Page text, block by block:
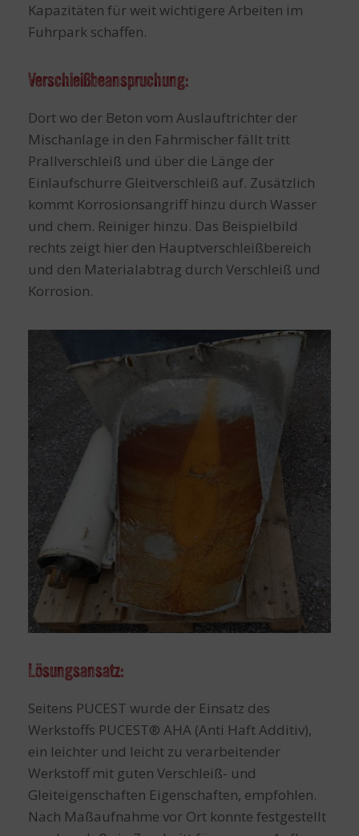
Kapazitäten für weit wichtigere Arbeiten im
Fuhrpark schaffen.
Verschleißbeanspruchung:
Dort wo der Beton vom Auslauftrichter der
Mischanlage in den Fahrmischer fällt tritt
Prallverschleiß und über die Länge der
Einlaufschurre Gleitverschleiß auf. Zusätzlich
kommt Korrosionsangriff hinzu durch Wasser
und chem. Reiniger hinzu. Das Beispielbild
rechts zeigt hier den Hauptverschleißbereich
und den Materialabtrag durch Verschleiß und
Korrosion.
Lösungsansatz:
Seitens PUCEST wurde der Einsatz des
Werkstoffs PUCEST® AHA (Anti Haft Additiv),
ein leichter und leicht zu verarbeitender
Werkstoff mit guten Verschleiß- und
Gleiteigenschaften Eigenschaften, empfohlen.
Nach Maßaufnahme vor Ort konnte festgestellt